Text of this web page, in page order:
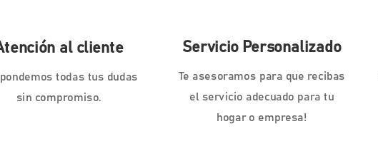
al cliente
todas tus dudas
sin compromiso.
Servicio Personalizado
Te asesoramos para que recibas
el servicio adecuado para tu
hogar o empresa!